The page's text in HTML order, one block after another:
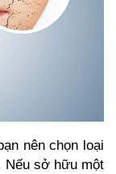
nên chọn loại
Nếu sở hữu một